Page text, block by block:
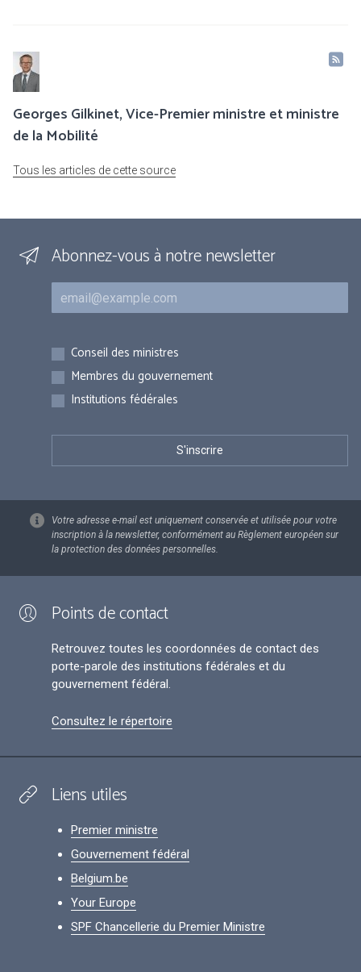
Georges Gilkinet, Vice-Premier ministre et ministre
de la Mobilité
Tous les articles de cette source
Abonnez-vous à notre newsletter
Courriel
Inscriptions
Conseil des ministres
Membres du gouvernement
Institutions fédérales
Votre adresse e-mail est uniquement conservée et utilisée pour votre
inscription à la newsletter, conformément au Règlement européen sur
la protection des données personnelles.
Points de contact
Retrouvez toutes les coordonnées de contact des
porte-parole des institutions fédérales et du
gouvernement fédéral.
Consultez le répertoire
Liens utiles
Premier ministre
Gouvernement fédéral
Belgium.be
Your Europe
SPF Chancellerie du Premier Ministre